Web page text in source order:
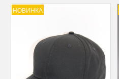
НОВИНКА